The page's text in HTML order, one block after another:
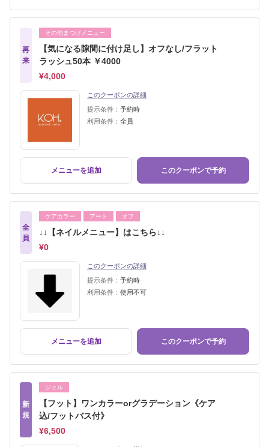
再
来
その他まつげメニュー
【気になる隙間に付け足し】オフなし/フラット
ラッシュ50本 ￥4000
¥4,000
このクーポンの詳細
提示条件： 予約時
利用条件： 全員
メニューを追加 このクーポンで予約
全
員
ケアカラー アート オフ
↓↓【ネイルメニュー】はこちら↓↓
¥0
このクーポンの詳細
提示条件： 予約時
利用条件： 使用不可
メニューを追加 このクーポンで予約
新
規
ジェル
【フット】ワンカラーorグラデーション《ケア
込/フットバス付》
¥6,500